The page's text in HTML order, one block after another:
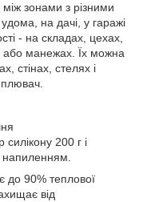
зонами з різними
на дачі, у гаражі
- на складах, цехах,
або манежах. Їх можна
стінах, стелях і
200 г і
напиленням.
до 90% теплової
від